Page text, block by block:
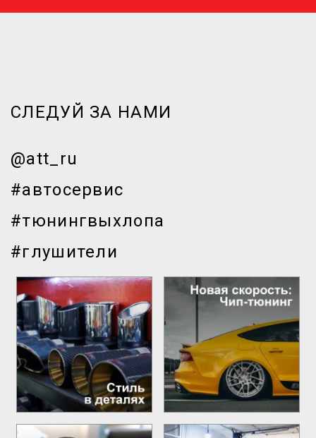
СЛЕДУЙ ЗА НАМИ
@att_ru
#автосервис
#тюнингвыхлопа
#глушители